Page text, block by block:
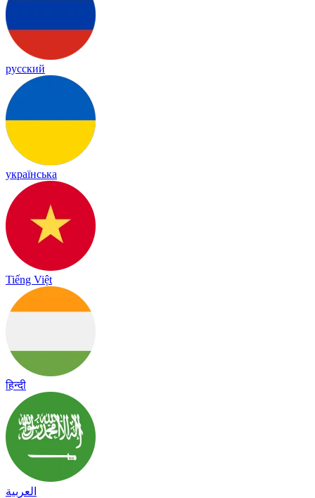
русский
українська
Tiếng Việt
हिन्दी
العربية